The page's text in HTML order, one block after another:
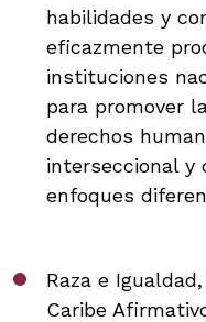
habilidades y
eficazmente
instituciones
para promover
derechos
interseccional y
enfoques
Raza e
Caribe